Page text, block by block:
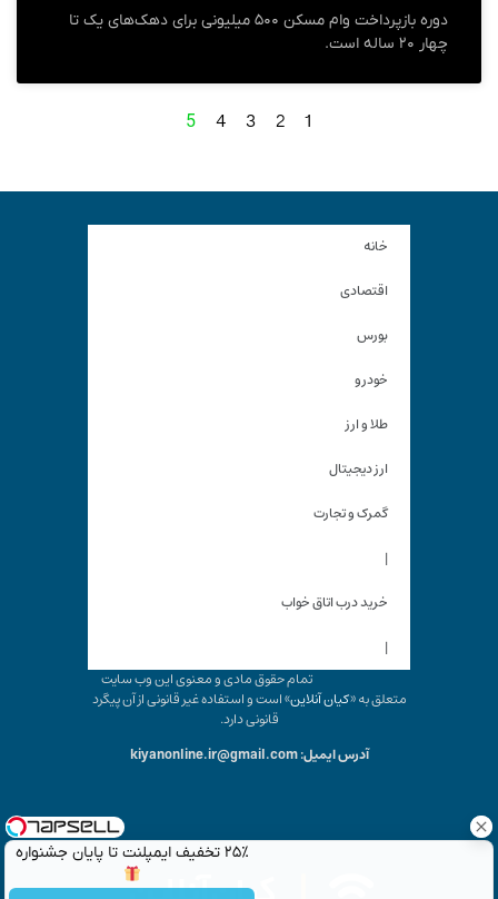
۲۵٪ تخفیف ایمپلنت تا پایان جشنواره
دوره بازپرداخت وام مسکن ۵۰۰ میلیونی برای دهک‌های یک تا
چهار ۲۰ ساله است.
1
2
3
4
5
خانه
اقتصادی
بورس
خودرو
طلا و ارز
ارز دیجیتال
گمرک و تجارت
|
خرید درب اتاق خواب
|
تمام حقوق مادی و معنوی این وب سایت
متعلق به «کیان آنلاین» است و استفاده غیر قانونی از آن پیگرد
قانونی دارد.
آدرس ایمیل: kiyanonline.ir@gmail.com